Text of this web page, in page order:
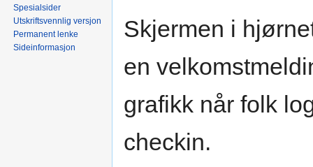
til
til
Skjermen i
en
grafikk når folk
checkin.
Spesialsider
Utskriftsvennlig versjon
Permanent lenke
Sideinformasjon